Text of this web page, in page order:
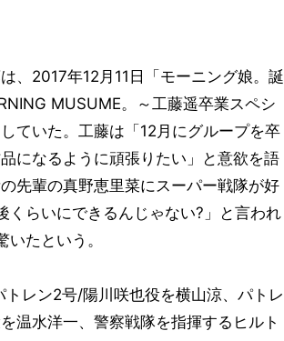
、2017年12月11日「モーニング娘。誕
MUSUME。～工藤遥卒業スペシ
ていた。工藤は「12月にグループを卒
になるように頑張りたい」と意欲を語
先輩の真野恵里菜にスーパー戦隊が好
くらいにできるんじゃない?」と言われ
たという。
レン2号/陽川咲也役を横山涼、パトレ
温水洋一、警察戦隊を指揮するヒルト